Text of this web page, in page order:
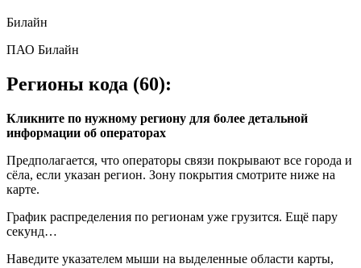
Билайн
ПАО Билайн
Регионы кода (60):
Кликните по нужному региону для более детальной
информации об операторах
Предполагается, что операторы связи покрывают все города и
сёла, если указан регион. Зону покрытия смотрите ниже на
карте.
График распределения по регионам уже грузится. Ещё пару
секунд…
Наведите указателем мыши на выделенные области карты,